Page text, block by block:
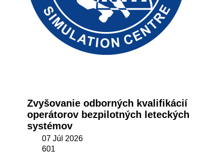
Zvyšovanie odborných kvalifikácií
operátorov bezpilotných leteckých
systémov
07 Júl 2026
601